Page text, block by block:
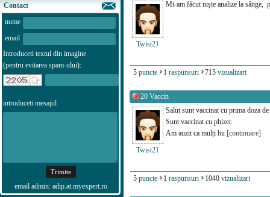
Contact
nume
email
Introduceti textul din imagine
(pentru evitarea spam-ului):
introduceti mesajul
email admin: adip.at.myexpert.ro
Twist21
Mi-am făcut niște analize la sânge,
5 puncte 1 raspunsuri 715 vizualizari
20 Vaccin
Twist21
Salut sunt vaccinat cu prima doza
Sunt vaccinat cu phizer.
Am auzit ca mulți bu [continuare]
5 puncte 1 raspunsuri 1040 vizualizari